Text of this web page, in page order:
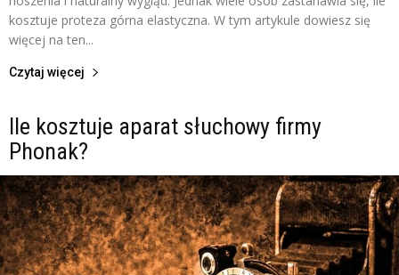
kosztuje proteza górna elastyczna. W tym artykule dowiesz się
więcej na ten...
Czytaj więcej
Ile kosztuje aparat słuchowy firmy
Phonak?